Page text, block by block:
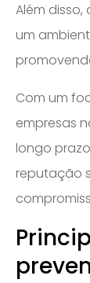
Além
um
Com um
empresas
longo
reputação